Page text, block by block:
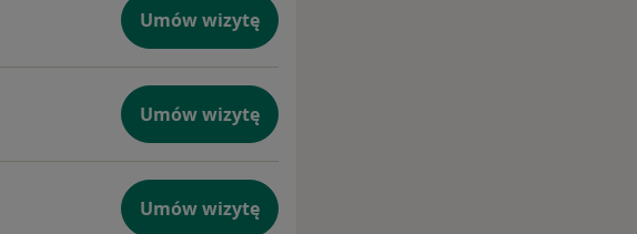
Umów wizytę
Umów wizytę
Umów wizytę